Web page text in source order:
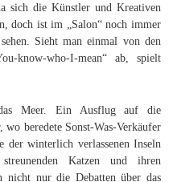
sich die Künstler und Kreativen
doch ist im „Salon“ noch immer
Sieht man einmal von den
know-who-I-mean“ ab, spielt
Meer. Ein Ausflug auf die
beredete Sonst-Was-Verkäufer
der winterlich verlassenen Inseln
Katzen und ihren
nicht nur die Debatten über das